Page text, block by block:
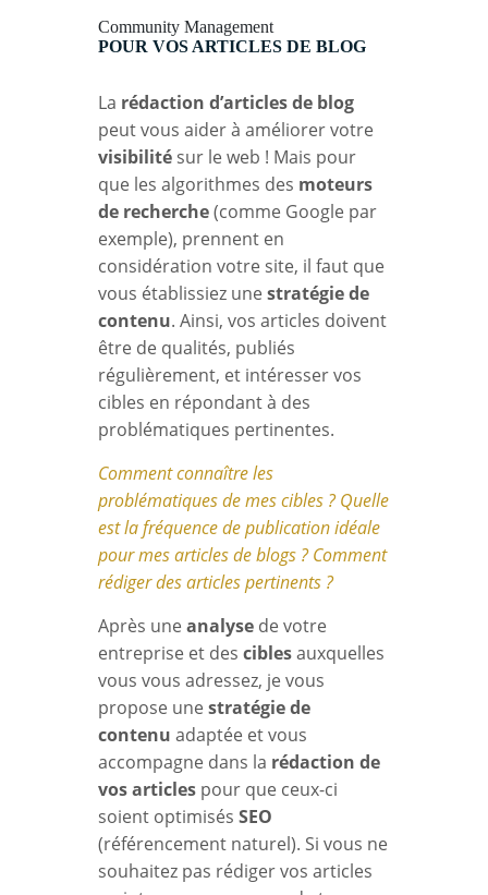
Community Management
POUR VOS ARTICLES DE BLOG
La rédaction d’articles de blog
peut vous aider à améliorer votre
visibilitésur le web ! Mais pour
que les algorithmes des moteurs
de recherche(comme Google par
exemple), prennent en
considération votre site, il faut que
vous établissiez une stratégie de
contenu. Ainsi, vos articles doivent
être de qualités, publiés
régulièrement, et intéresser vos
cibles en répondant à des
problématiques pertinentes.
Comment connaître les
problématiques de mes cibles ? Quelle
est la fréquence de publication idéale
pour mes articles de blogs ? Comment
rédiger des articles pertinents ?
Après une analysede votre
entreprise et des ciblesauxquelles
vous vous adressez, je vous
propose une stratégie de
contenu adaptée et vous
accompagne dans la rédaction de
vos articlespour que ceux-ci
soient optimisés SEO
(référencement naturel). Si vous ne
souhaitez pas rédiger vos articles